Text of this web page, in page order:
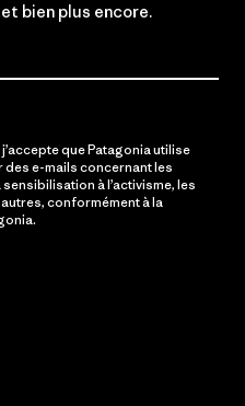
bien plus encore.
que Patagonia utilise
des e-mails concernant les
à l’activisme, les
conformément à la